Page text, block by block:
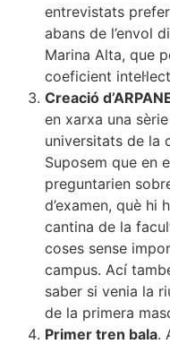
entrevistats
abans de l’envol
Marina Alta, que
coeficient
Creació
en xarxa una
universitats de la
Suposem que en
preguntarien
d’examen, què hi
cantina de la
coses sense
campus. Ací
saber si venia la
de la primera
Primer tren bala.